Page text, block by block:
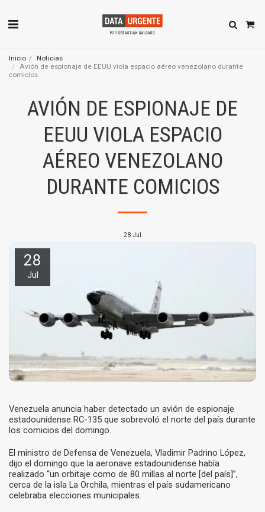
Inicio
Noticias
Avión de espionaje de EEUU viola espacio aéreo venezolano durante
comicios
AVIÓN DE ESPIONAJE DE
EEUU VIOLA ESPACIO
AÉREO VENEZOLANO
DURANTE COMICIOS
28 Jul
28
Jul
Venezuela anuncia haber detectado un avión de espionaje
estadounidense RC-135 que sobrevoló el norte del país durante
los comicios del domingo.
El ministro de Defensa de Venezuela, Vladimir Padrino López,
dijo el domingo que la aeronave estadounidense había
realizado “un orbitaje como de 80 millas al norte [del país]”,
cerca de la isla La Orchila, mientras el país sudamericano
celebraba elecciones municipales.